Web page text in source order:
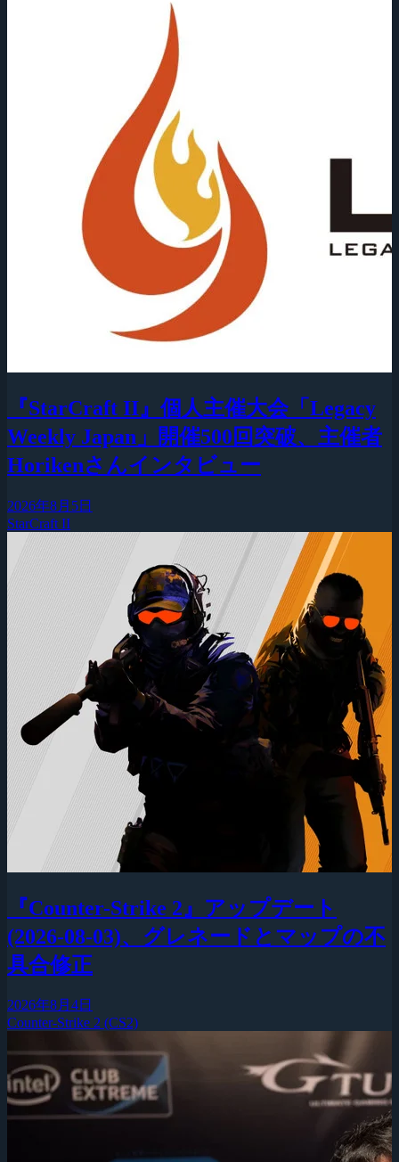
『StarCraft II』個人主催大会「Legacy
Weekly Japan」開催500回突破、主催者
Horikenさんインタビュー
2026年8月5日
StarCraft II
『Counter-Strike 2』アップデート
(2026-08-03)、グレネードとマップの不
具合修正
2026年8月4日
Counter-Strike 2 (CS2)